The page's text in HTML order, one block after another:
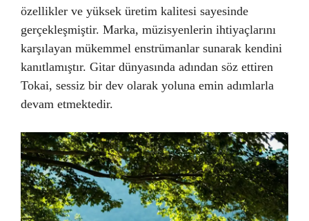
özellikler ve yüksek üretim kalitesi sayesinde
gerçekleşmiştir. Marka, müzisyenlerin ihtiyaçlarını
karşılayan mükemmel enstrümanlar sunarak kendini
kanıtlamıştır. Gitar dünyasında adından söz ettiren
Tokai, sessiz bir dev olarak yoluna emin adımlarla
devam etmektedir.